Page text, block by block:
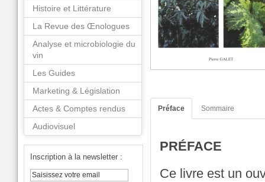
Préface Sommaire
PRÉFACE
Ce livre est un
Histoire et Littérature
La Revue des Œnologues
Analyse et microbiologie du
vin
Les Guides
Marketing & Législation
Actes & Comptes rendus
Audiovisuel
Inscription à la newsletter :